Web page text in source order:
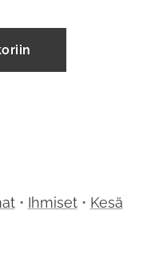
• Ihmiset• Kesä